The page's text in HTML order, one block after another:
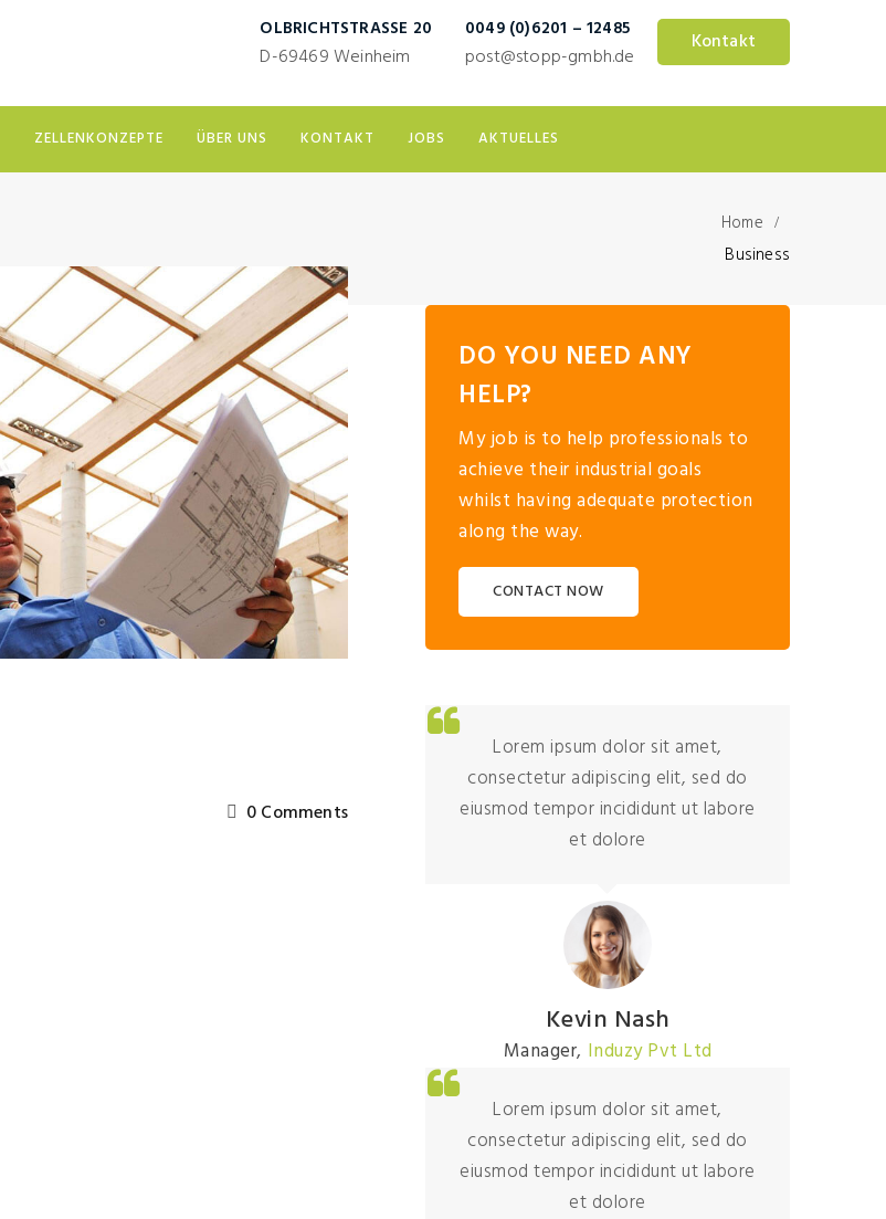
OLBRICHTSTRASSE 20
D-69469 Weinheim
0049 (0)6201 – 12485
post@stopp-gmbh.de
Kontakt
ZELLENKONZEPTE ÜBER UNS KONTAKT JOBS AKTUELLES
Home
Business
0 Comments
DO YOU NEED ANY
HELP?
My job is to help professionals to
achieve their industrial goals
whilst having adequate protection
along the way.
CONTACT NOW
Lorem ipsum dolor sit amet,
consectetur adipiscing elit, sed do
eiusmod tempor incididunt ut labore
et dolore
Kevin Nash
Manager, Induzy Pvt Ltd
Lorem ipsum dolor sit amet,
consectetur adipiscing elit, sed do
eiusmod tempor incididunt ut labore
et dolore